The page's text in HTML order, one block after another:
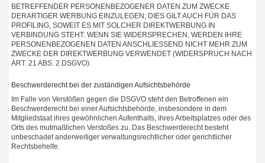
BETREFFENDER PERSONENBEZOGENER DATEN ZUM ZWECKE
DERARTIGER WERBUNG EINZULEGEN; DIES GILT AUCH FÜR DAS
PROFILING, SOWEIT ES MIT SOLCHER DIREKTWERBUNG IN
VERBINDUNG STEHT. WENN SIE WIDERSPRECHEN, WERDEN IHRE
PERSONENBEZOGENEN DATEN ANSCHLIESSEND NICHT MEHR ZUM
ZWECKE DER DIREKTWERBUNG VERWENDET (WIDERSPRUCH NACH
ART. 21 ABS. 2 DSGVO).
Beschwerderecht bei der zuständigen Aufsichtsbehörde
Im Falle von Verstößen gegen die DSGVO steht den Betroffenen ein
Beschwerderecht bei einer Aufsichtsbehörde, insbesondere in dem
Mitgliedstaat ihres gewöhnlichen Aufenthalts, ihres Arbeitsplatzes oder des
Orts des mutmaßlichen Verstoßes zu. Das Beschwerderecht besteht
unbeschadet anderweitiger verwaltungsrechtlicher oder gerichtlicher
Rechtsbehelfe.